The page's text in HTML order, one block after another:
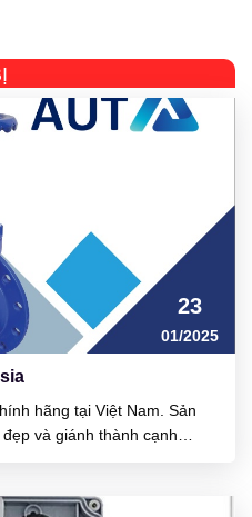
23
01/2025
hãng tại Việt Nam. Sản
và giánh thành cạnh